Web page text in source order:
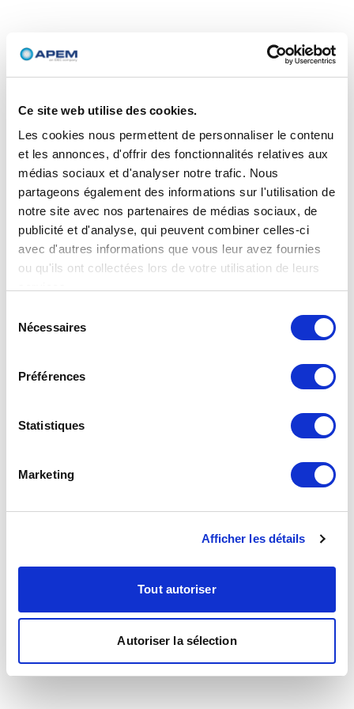
Ce site web utilise des cookies.
Les cookies nous permettent de personnaliser le contenu
et les annonces, d'offrir des fonctionnalités relatives aux
médias sociaux et d'analyser notre trafic. Nous
partageons également des informations sur l'utilisation de
notre site avec nos partenaires de médias sociaux, de
publicité et d'analyse, qui peuvent combiner celles-ci
avec d'autres informations que vous leur avez fournies
ou qu'ils ont collectées lors de votre utilisation de leurs
Nécessaires
Préférences
Statistiques
Marketing
Afficher les détails
Tout autoriser
Autoriser la sélection